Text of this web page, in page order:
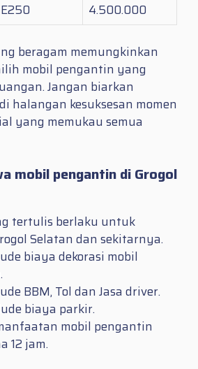
4.500.000
beragam memungkinkan
mobil pengantin yang
Jangan biarkan
halangan kesuksesan momen
yang memukau semua
mobil pengantin di Grogol
tertulis berlaku untuk
Selatan dan sekitarnya.
biaya dekorasi mobil
BBM, Tol dan Jasa driver.
biaya parkir.
mobil pengantin
12 jam.